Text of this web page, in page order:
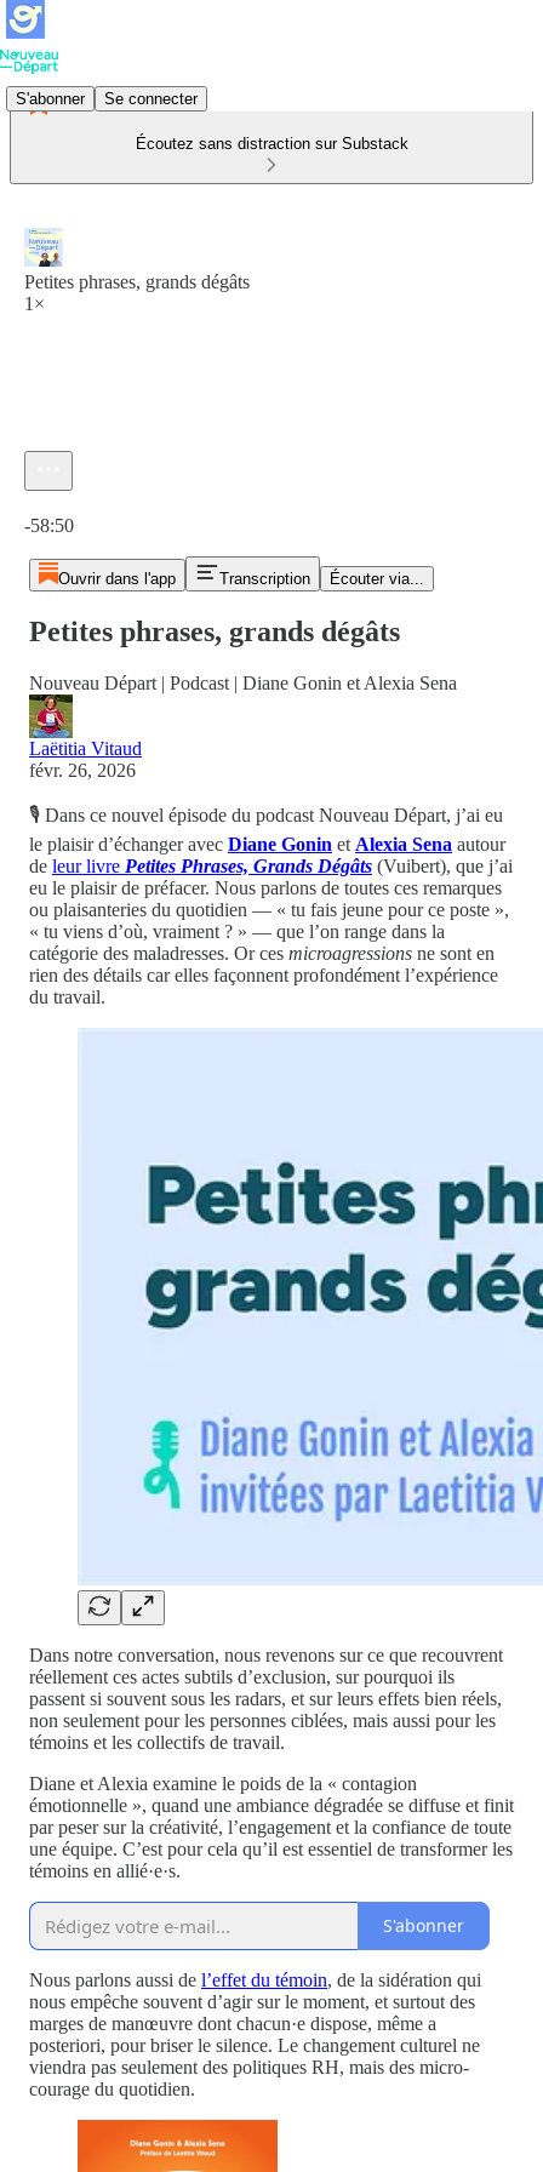
S'abonner Se connecter
Écoutez sans distraction sur Substack
Petites phrases, grands dégâts
1×
-58:50
Ouvrir dans l'app Transcription Écouter via...
Petites phrases, grands dégâts
Nouveau Départ | Podcast | Diane Gonin et Alexia Sena
Laëtitia Vitaud
févr. 26, 2026
🎙️ Dans ce nouvel épisode du podcast Nouveau Départ, j’ai eu
le plaisir d’échanger avec Diane Gonin et Alexia Sena autour
de leur livre Petites Phrases, Grands Dégâts (Vuibert), que j’ai
eu le plaisir de préfacer. Nous parlons de toutes ces remarques
ou plaisanteries du quotidien — « tu fais jeune pour ce poste »,
« tu viens d’où, vraiment ? » — que l’on range dans la
catégorie des maladresses. Or ces microagressions ne sont en
rien des détails car elles façonnent profondément l’expérience
du travail.
Dans notre conversation, nous revenons sur ce que recouvrent
réellement ces actes subtils d’exclusion, sur pourquoi ils
passent si souvent sous les radars, et sur leurs effets bien réels,
non seulement pour les personnes ciblées, mais aussi pour les
témoins et les collectifs de travail.
Diane et Alexia examine le poids de la « contagion
émotionnelle », quand une ambiance dégradée se diffuse et finit
par peser sur la créativité, l’engagement et la confiance de toute
une équipe. C’est pour cela qu’il est essentiel de transformer les
témoins en allié·e·s.
S'abonner
Nous parlons aussi de l’effet du témoin, de la sidération qui
nous empêche souvent d’agir sur le moment, et surtout des
marges de manœuvre dont chacun·e dispose, même a
posteriori, pour briser le silence. Le changement culturel ne
viendra pas seulement des politiques RH, mais des micro-
courage du quotidien.